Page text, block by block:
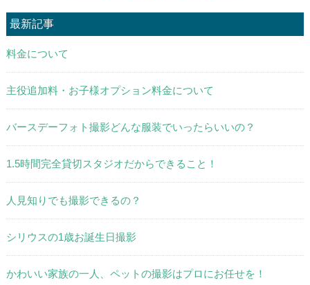
最新記事
料金について
主役追加料・お子様オプション料金について
バースデーフォト撮影どんな服装でいったらいいの？
1.5時間完全貸切スタジオだからできること！
人見知りでも撮影できるの？
シリウスの1歳お誕生日撮影
かわいい家族の一人、ペットの撮影はプロにお任せを！